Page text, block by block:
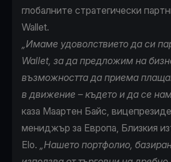
глобалните стратегически
Wallet.
„Имаме удоволствието да си
Wallet, за да предложим на
възможността да приема
в движение – където и да се
каза Маартен Байс,
мениджър за Европа, Близкия
Elo. „Нашето портфолио,